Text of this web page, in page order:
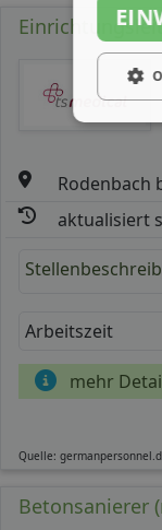
Rodenbach
aktualisiert
Arbeitszeit
mehr
Quelle:
Betonsanierer